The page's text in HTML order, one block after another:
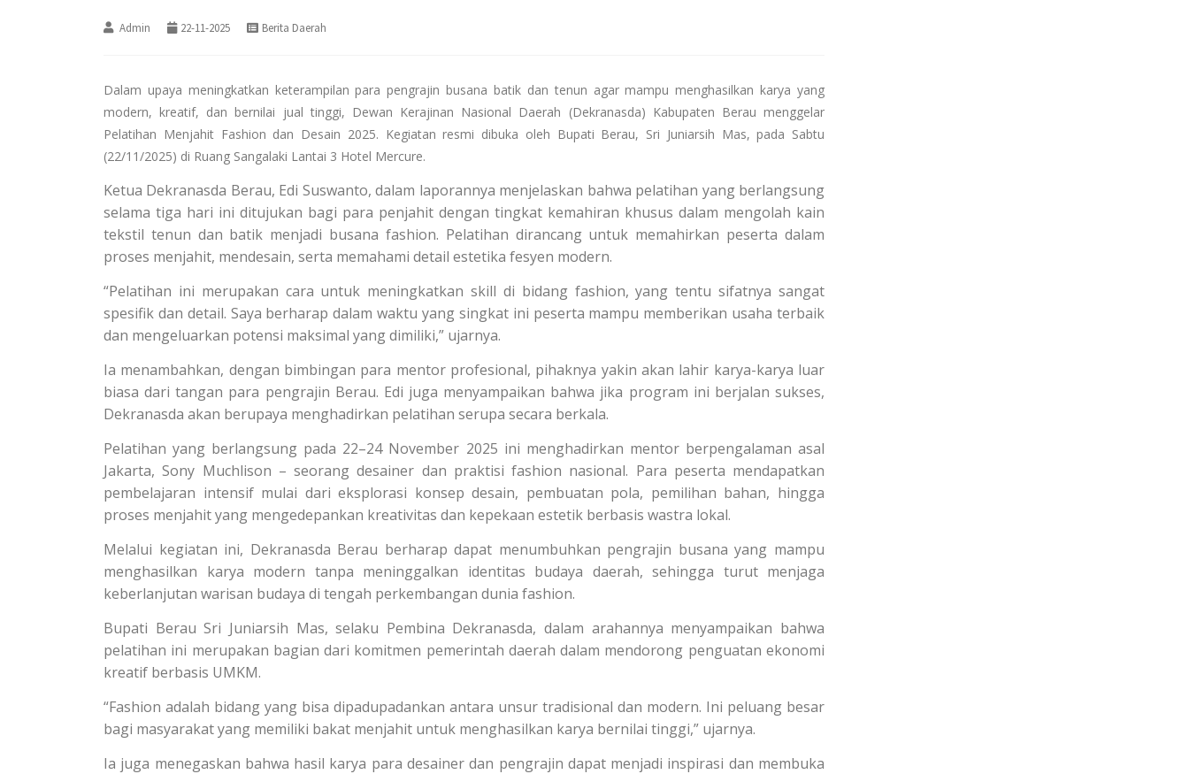
Admin 22-11-2025 Berita Daerah
Dalam upaya meningkatkan keterampilan para pengrajin busana batik dan tenun agar mampu menghasilkan karya yang
modern, kreatif, dan bernilai jual tinggi, Dewan Kerajinan Nasional Daerah (Dekranasda) Kabupaten Berau menggelar
Pelatihan Menjahit Fashion dan Desain 2025. Kegiatan resmi dibuka oleh Bupati Berau, Sri Juniarsih Mas, pada Sabtu
(22/11/2025) di Ruang Sangalaki Lantai 3 Hotel Mercure.
Ketua Dekranasda Berau, Edi Suswanto, dalam laporannya menjelaskan bahwa pelatihan yang berlangsung
selama tiga hari ini ditujukan bagi para penjahit dengan tingkat kemahiran khusus dalam mengolah kain
tekstil tenun dan batik menjadi busana fashion. Pelatihan dirancang untuk memahirkan peserta dalam
proses menjahit, mendesain, serta memahami detail estetika fesyen modern.
“Pelatihan ini merupakan cara untuk meningkatkan skill di bidang fashion, yang tentu sifatnya sangat
spesifik dan detail. Saya berharap dalam waktu yang singkat ini peserta mampu memberikan usaha terbaik
dan mengeluarkan potensi maksimal yang dimiliki,” ujarnya.
Ia menambahkan, dengan bimbingan para mentor profesional, pihaknya yakin akan lahir karya-karya luar
biasa dari tangan para pengrajin Berau. Edi juga menyampaikan bahwa jika program ini berjalan sukses,
Dekranasda akan berupaya menghadirkan pelatihan serupa secara berkala.
Pelatihan yang berlangsung pada 22–24 November 2025 ini menghadirkan mentor berpengalaman asal
Jakarta, Sony Muchlison – seorang desainer dan praktisi fashion nasional. Para peserta mendapatkan
pembelajaran intensif mulai dari eksplorasi konsep desain, pembuatan pola, pemilihan bahan, hingga
proses menjahit yang mengedepankan kreativitas dan kepekaan estetik berbasis wastra lokal.
Melalui kegiatan ini, Dekranasda Berau berharap dapat menumbuhkan pengrajin busana yang mampu
menghasilkan karya modern tanpa meninggalkan identitas budaya daerah, sehingga turut menjaga
keberlanjutan warisan budaya di tengah perkembangan dunia fashion.
Bupati Berau Sri Juniarsih Mas, selaku Pembina Dekranasda, dalam arahannya menyampaikan bahwa
pelatihan ini merupakan bagian dari komitmen pemerintah daerah dalam mendorong penguatan ekonomi
kreatif berbasis UMKM.
“Fashion adalah bidang yang bisa dipadupadankan antara unsur tradisional dan modern. Ini peluang besar
bagi masyarakat yang memiliki bakat menjahit untuk menghasilkan karya bernilai tinggi,” ujarnya.
Ia juga menegaskan bahwa hasil karya para desainer dan pengrajin dapat menjadi inspirasi dan membuka